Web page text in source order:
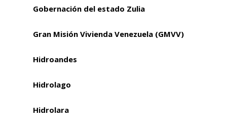
Gobernación del estado Zulia
Gran Misión Vivienda Venezuela (GMVV)
Hidroandes
Hidrolago
Hidrolara